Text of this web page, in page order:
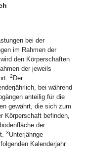
bei der
im Rahmen der
den Körperschaften
der jeweils
2 Der
bei während
anteilig für die
gewährt, die sich zum
Körperschaft befinden,
der
3Unterjährige
Kalenderjahr